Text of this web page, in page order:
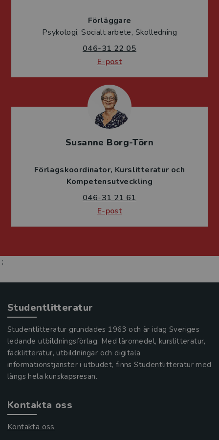
Förläggare
Psykologi, Socialt arbete, Skolledning
046-31 22 05
E-post
Susanne Borg-Törn
Förlagskoordinator Kurslitteratur och
Kompetensutveckling
046-31 21 61
E-post
;
Studentlitteratur
Studentlitteratur grundades 1963 och är idag Sveriges
ledande utbildningsförlag. Med läromedel, kurslitteratur,
facklitteratur, utbildningar och digitala
informationstjänster i utbudet, finns Studentlitteratur med
längs hela kunskapsresan.
Kontakta oss
Kontakta oss